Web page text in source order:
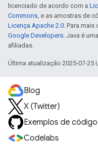
licenciado de acordo com a
Commons, e as amostras de
Licença Apache 2.0. Para mais
Google Developers. Java é
afiliadas.
Última atualização 2025-07-25
Blog
X (Twitter)
Exemplos de código
Codelabs